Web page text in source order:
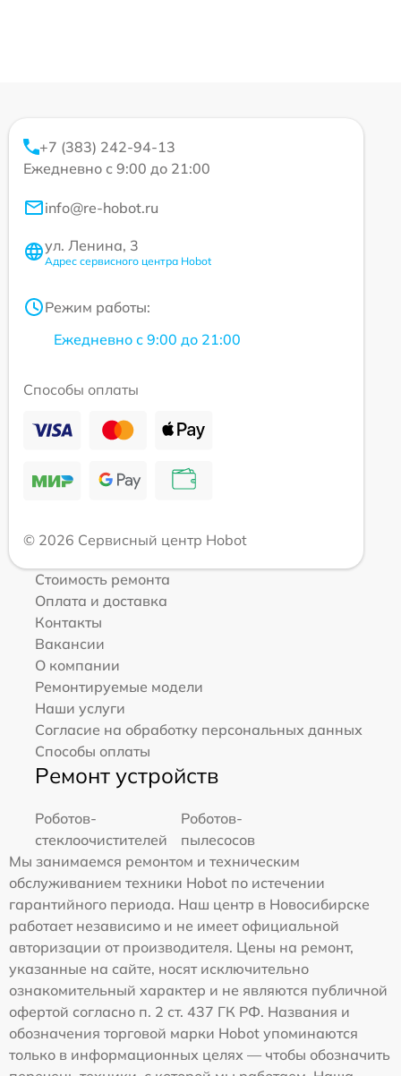
+7 (383) 242-94-13
Ежедневно с 9:00 до 21:00
info@re-hobot.ru
ул. Ленина, 3
Адрес сервисного центра Hobot
Режим работы:
Ежедневно с 9:00 до 21:00
Способы оплаты
© 2026 Сервисный центр Hobot
Стоимость ремонта
Оплата и доставка
Контакты
Вакансии
О компании
Ремонтируемые модели
Наши услуги
Согласие на обработку персональных данных
Способы оплаты
Ремонт устройств
Роботов-
стеклоочистителей
Роботов-
пылесосов
Мы занимаемся ремонтом и техническим
обслуживанием техники Hobot по истечении
гарантийного периода. Наш центр в Новосибирске
работает независимо и не имеет официальной
авторизации от производителя. Цены на ремонт,
указанные на сайте, носят исключительно
ознакомительный характер и не являются публичной
офертой согласно п. 2 ст. 437 ГК РФ. Названия и
обозначения торговой марки Hobot упоминаются
только в информационных целях — чтобы обозначить